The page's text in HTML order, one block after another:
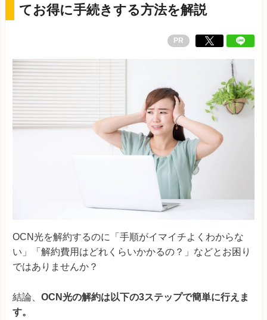
てお得に手続きする方法を解説
PR
OCN光を解約するのに「手順がイマイチよくわからな
い」「解約費用はどれくらいかかるの？」などとお困り
ではありませんか？
結論、 OCN光の解約は以下の3ステップで簡単に行えま
す。